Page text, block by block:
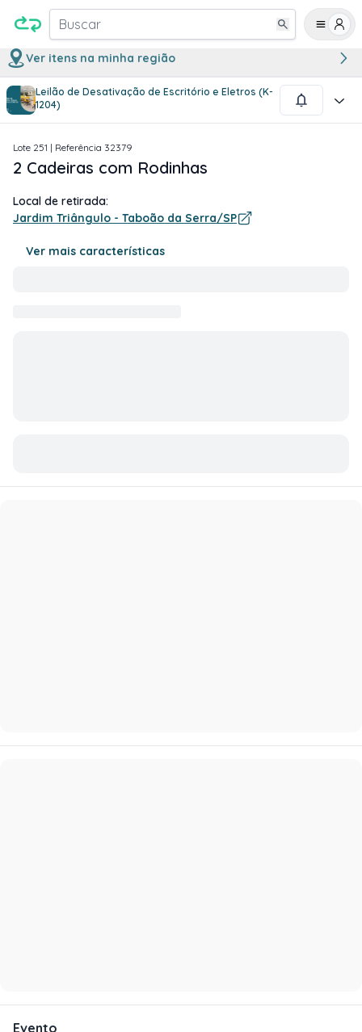
Buscar
Ver itens na minha região
Leilão de Desativação de Escritório e Eletros (K-
1204)
1/1
Lote 251 | Referência 32379
2 Cadeiras com Rodinhas
Local de retirada:
Jardim Triângulo - Taboão da Serra/SP
Ver mais características
Evento